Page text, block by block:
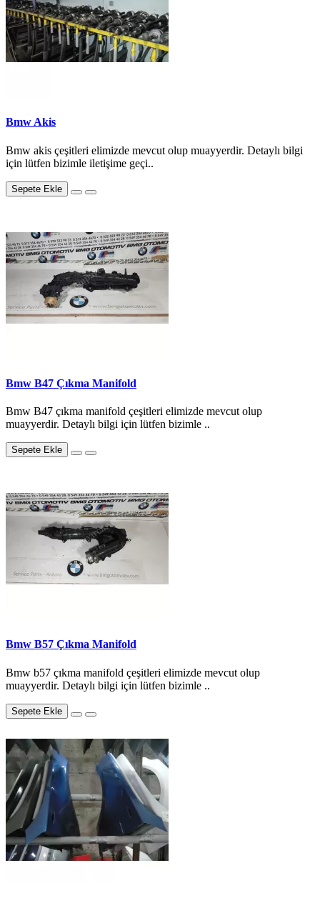
Bmw Akis
Bmw akis çeşitleri elimizde mevcut olup muayyerdir. Detaylı bilgi
için lütfen bizimle iletişime geçi..
Sepete Ekle
Bmw B47 Çıkma Manifold
Bmw B47 çıkma manifold çeşitleri elimizde mevcut olup
muayyerdir. Detaylı bilgi için lütfen bizimle ..
Sepete Ekle
Bmw B57 Çıkma Manifold
Bmw b57 çıkma manifold çeşitleri elimizde mevcut olup
muayyerdir. Detaylı bilgi için lütfen bizimle ..
Sepete Ekle